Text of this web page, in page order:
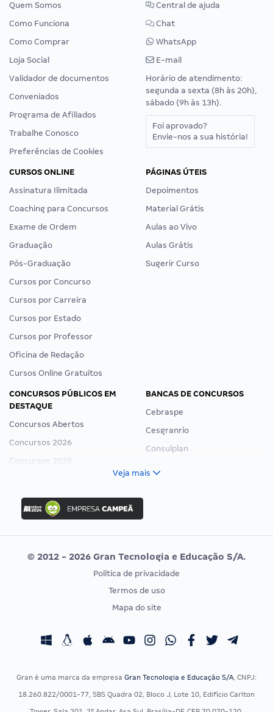
Quem Somos
Como Funciona
Como Comprar
Loja Social
Validador de documentos
Conveniados
Programa de Afiliados
Trabalhe Conosco
Preferências de Cookies
Central de ajuda
Chat
WhatsApp
E-mail
Horário de atendimento:
segunda a sexta (8h às 20h),
sábado (9h às 13h).
Foi aprovado?
Envie-nos a sua história!
CURSOS ONLINE
Assinatura Ilimitada
Coaching para Concursos
Exame de Ordem
Graduação
Pós-Graduação
Cursos por Concurso
Cursos por Carreira
Cursos por Estado
Cursos por Professor
Oficina de Redação
Cursos Online Gratuitos
PÁGINAS ÚTEIS
Depoimentos
Material Grátis
Aulas ao Vivo
Aulas Grátis
Sugerir Curso
CONCURSOS PÚBLICOS EM
DESTAQUE
Concursos Abertos
Concursos 2026
Concursos 2025
Concurso Ibama
Concurso MPU
Editais publicados
BANCAS DE CONCURSOS
Cebraspe
Cesgranrio
Consulplan
Vunesp
CONCURSOS POR PROFISSÃO
Concursos Fiscais
Concursos Saúde
EXAME DE ORDEM
Calendário OAB
Veja mais
© 2012 - 2026 Gran Tecnologia e Educação S/A.
Política de privacidade
Termos de uso
Mapa do site
Gran é uma marca da empresa Gran Tecnologia e Educação S/A, CNPJ:
18.260.822/0001-77, SBS Quadra 02, Bloco J, Lote 10, Edifício Carlton